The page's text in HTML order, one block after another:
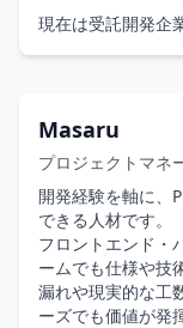
現在は受託開発企
化やインフラコス
ました。
役割にこだわると
ームと考えること
ームづくりも行っ
三軸で動ける点が
スの再設計や爆速
Masaru
プロジェクトマネ
開発経験を軸に、
できる人材です。
フロントエンド・
ームでも仕様や技
漏れや現実的な工
ーズでも価値が発